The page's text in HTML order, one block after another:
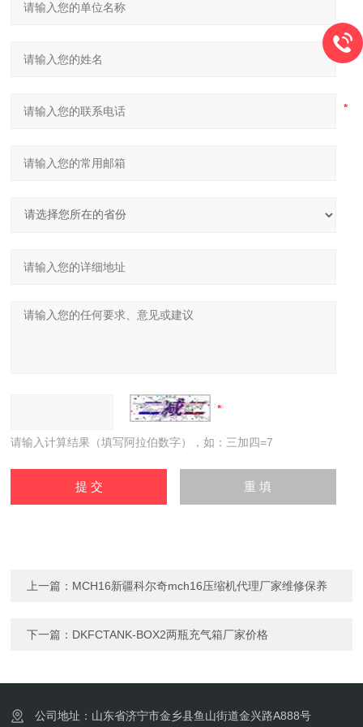
请输入计算结果（填写阿拉伯数字），如：三加四=7
上一篇： MCH16新疆科尔奇mch16压缩机代理厂家维修保养
下一篇： DKFCTANK-BOX2两瓶充气箱厂家价格
公司地址：山东省济宁市金乡县鱼山街道金兴路A888号